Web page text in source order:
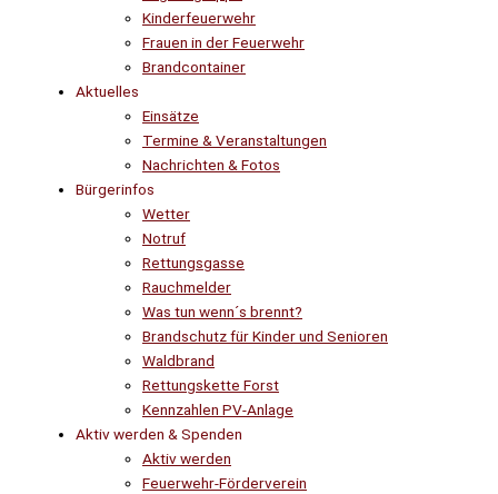
Kinderfeuerwehr
Frauen in der Feuerwehr
Brandcontainer
Aktuelles
Einsätze
Termine & Veranstaltungen
Nachrichten & Fotos
Bürgerinfos
Wetter
Notruf
Rettungsgasse
Rauchmelder
Was tun wenn´s brennt?
Brandschutz für Kinder und Senioren
Waldbrand
Rettungskette Forst
Kennzahlen PV-Anlage
Aktiv werden & Spenden
Aktiv werden
Feuerwehr-Förderverein